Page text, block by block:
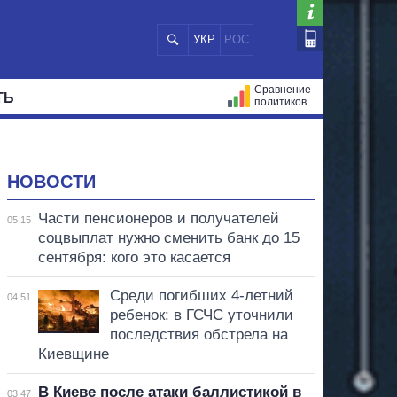
УКР РОС
Сравнение
политиков
НОВОСТИ
05:15
Части пенсионеров и получателей
соцвыплат нужно сменить банк до 15
сентября: кого это касается
04:51
Среди погибших 4-летний
ребенок: в ГСЧС уточнили
последствия обстрела на
Киевщине
03:47
В Киеве после атаки баллистикой в